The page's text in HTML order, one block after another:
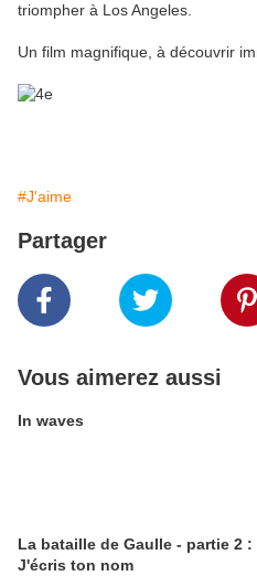
triompher à Los Angeles.
Un film magnifique, à découvrir
#J'aime
Partager
Vous aimerez aussi
In waves
La bataille de Gaulle - partie 2 :
J'écris ton nom